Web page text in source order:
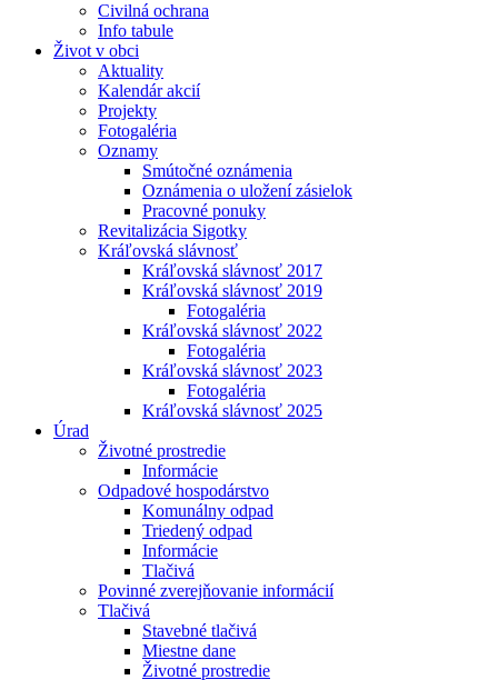
Civilná ochrana
Info tabule
Život v obci
Aktuality
Kalendár akcií
Projekty
Fotogaléria
Oznamy
Smútočné oznámenia
Oznámenia o uložení zásielok
Pracovné ponuky
Revitalizácia Sigotky
Kráľovská slávnosť
Kráľovská slávnosť 2017
Kráľovská slávnosť 2019
Fotogaléria
Kráľovská slávnosť 2022
Fotogaléria
Kráľovská slávnosť 2023
Fotogaléria
Kráľovská slávnosť 2025
Úrad
Životné prostredie
Informácie
Odpadové hospodárstvo
Komunálny odpad
Triedený odpad
Informácie
Tlačivá
Povinné zverejňovanie informácií
Tlačivá
Stavebné tlačivá
Miestne dane
Životné prostredie